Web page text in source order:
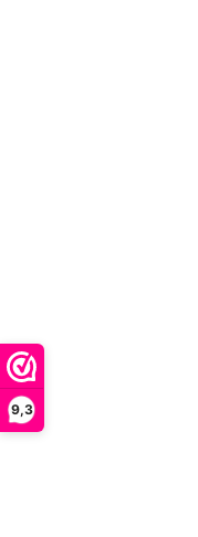
9,3